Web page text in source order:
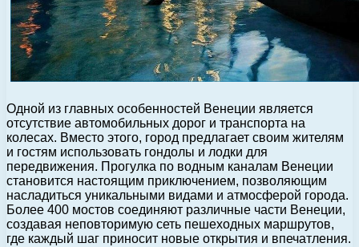
Одной из главных особенностей Венеции является
отсутствие автомобильных дорог и транспорта на
колесах. Вместо этого, город предлагает своим жителям
и гостям использовать гондолы и лодки для
передвижения. Прогулка по водным каналам Венеции
становится настоящим приключением, позволяющим
насладиться уникальными видами и атмосферой города.
Более 400 мостов соединяют различные части Венеции,
создавая неповторимую сеть пешеходных маршрутов,
где каждый шаг приносит новые открытия и впечатления.